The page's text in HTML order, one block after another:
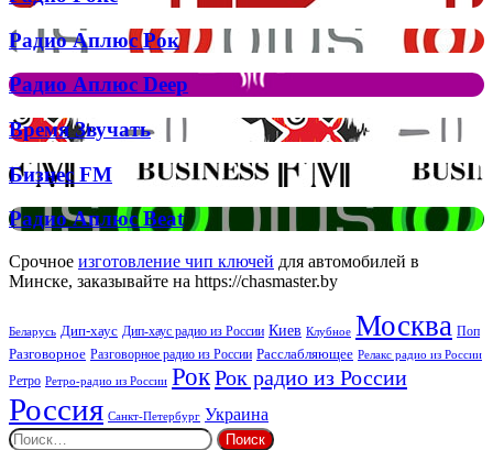
трек
Джона
та
Брітні
Спірс
Рокс
Радио
Аплюс
Рок
Радио Аплюс Рок
Радио
Аплюс
Deep
Радио Аплюс Deep
Время
Звучать
Время Звучать
Бизнес
Бизнес FM
Радио
Аплюс
Beat
Радио Аплюс Beat
Срочное изготовление чип ключей для автомобилей в
Минске, заказывайте на https://chasmaster.by
Беларусь Дип-хаус Дип-хаус радио из России Киев Клубное Москва Поп
Разговорное Разговорное радио из России Расслабляющее Релакс радио из России
Ретро Ретро-радио из России РокРок радио из России
Россия Санкт-Петербург Украина
Найти: